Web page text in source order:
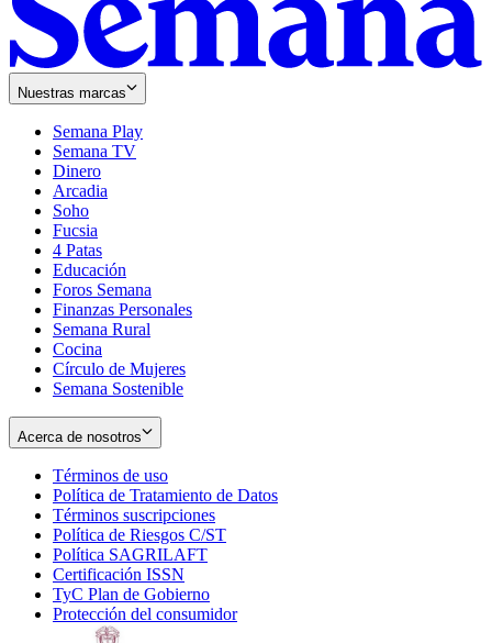
Nuestras marcas
Semana Play
Semana TV
Dinero
Arcadia
Soho
in
new
window
Fucsia
in
new
window
4 Patas
Educación
Foros Semana
Finanzas Personales
Semana Rural
Cocina
Círculo de Mujeres
Semana Sostenible
Acerca de nosotros
Términos de uso
in
new
window
Política de Tratamiento de Datos
Términos suscripciones
in
Política de Riesgos C/ST
Política SAGRILAFT
new
window
Certificación ISSN
in
new
TyC Plan de Gobierno
in
Protección del consumidorOpens